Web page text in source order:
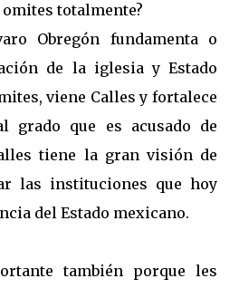
totalmente?
Obregón fundamenta o
de la iglesia y Estado
viene Calles y fortalece
grado que es acusado de
tiene la gran visión de
las instituciones que hoy
del Estado mexicano.
también porque les